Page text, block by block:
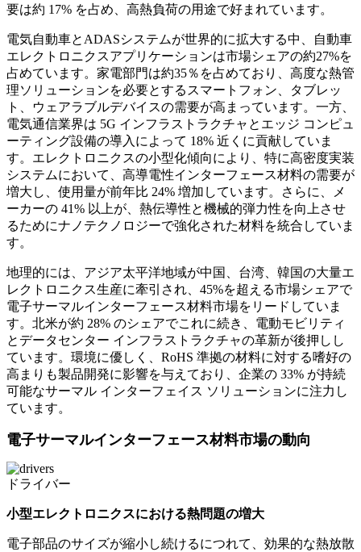
要は約 17% を占め、高熱負荷の用途で好まれています。
電気自動車とADASシステムが世界的に拡大する中、自動車
エレクトロニクスアプリケーションは市場シェアの約27%を
占めています。家電部門は約35％を占めており、高度な熱管
理ソリューションを必要とするスマートフォン、タブレッ
ト、ウェアラブルデバイスの需要が高まっています。一方、
電気通信業界は 5G インフラストラクチャとエッジ コンピュ
ーティング設備の導入によって 18% 近くに貢献していま
す。エレクトロニクスの小型化傾向により、特に高密度実装
システムにおいて、高導電性インターフェース材料の需要が
増大し、使用量が前年比 24% 増加しています。さらに、メ
ーカーの 41% 以上が、熱伝導性と機械的弾力性を向上させ
るためにナノテクノロジーで強化された材料を統合していま
す。
地理的には、アジア太平洋地域が中国、台湾、韓国の大量エ
レクトロニクス生産に牽引され、45%を超える市場シェアで
電子サーマルインターフェース材料市場をリードしていま
す。北米が約 28% のシェアでこれに続き、電動モビリティ
とデータセンター インフラストラクチャの革新が後押しし
ています。環境に優しく、RoHS 準拠の材料に対する嗜好の
高まりも製品開発に影響を与えており、企業の 33% が持続
可能なサーマル インターフェイス ソリューションに注力し
ています。
電子サーマルインターフェース材料市場の動向
ドライバー
小型エレクトロニクスにおける熱問題の増大
電子部品のサイズが縮小し続けるにつれて、効果的な熱放散